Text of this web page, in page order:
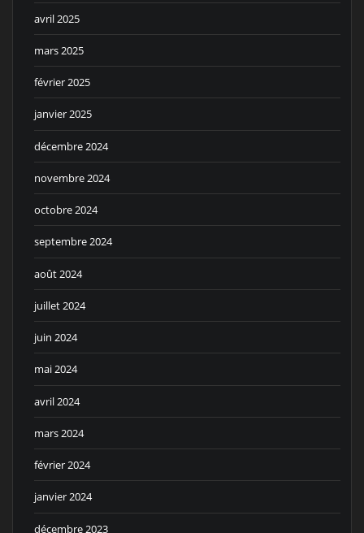
avril 2025
mars 2025
février 2025
janvier 2025
décembre 2024
novembre 2024
octobre 2024
septembre 2024
août 2024
juillet 2024
juin 2024
mai 2024
avril 2024
mars 2024
février 2024
janvier 2024
décembre 2023